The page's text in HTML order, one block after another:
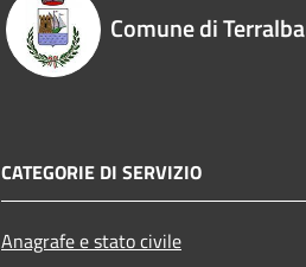
Comune di Terralba
CATEGORIE DI SERVIZIO
Anagrafe e stato civile